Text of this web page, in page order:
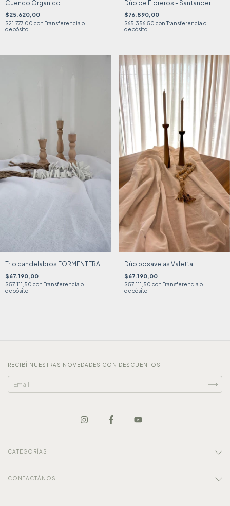
Cuenco Organico
$25.620,00
$21.777,00 con Transferencia o
depósito
Dúo de Floreros - Santander
$76.890,00
$65.356,50 con Transferencia o
depósito
Trio candelabros FORMENTERA
$67.190,00
$57.111,50 con Transferencia o
depósito
Dúo posavelas Valetta
$67.190,00
$57.111,50 con Transferencia o
depósito
RECIBÍ NUESTRAS NOVEDADES CON DESCUENTOS
CATEGORÍAS
CONTACTÁNOS